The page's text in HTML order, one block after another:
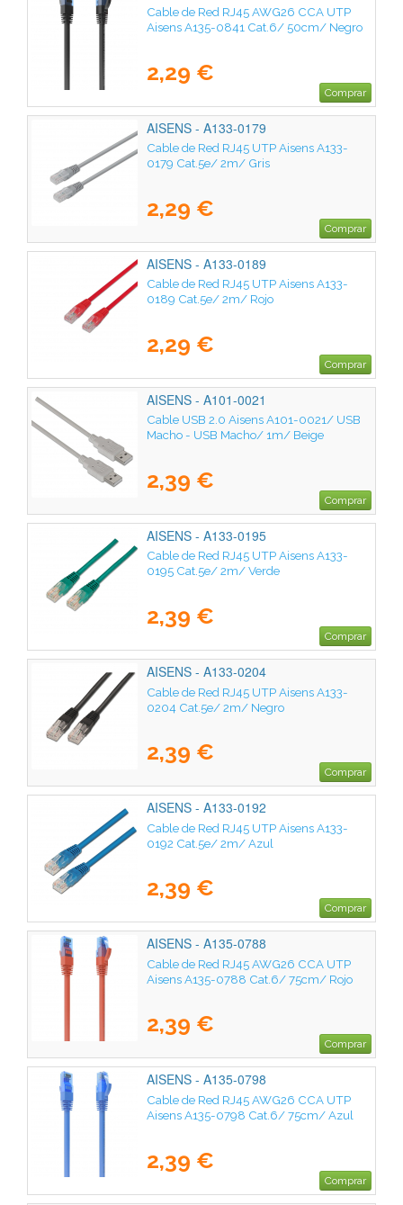
Cable de Red RJ45 AWG26 CCA UTP
Aisens A135-0841 Cat.6/ 50cm/ Negro
2,29 €
Comprar
AISENS - A133-0179
Cable de Red RJ45 UTP Aisens A133-
0179 Cat.5e/ 2m/ Gris
2,29 €
Comprar
AISENS - A133-0189
Cable de Red RJ45 UTP Aisens A133-
0189 Cat.5e/ 2m/ Rojo
2,29 €
Comprar
AISENS - A101-0021
Cable USB 2.0 Aisens A101-0021/ USB
Macho - USB Macho/ 1m/ Beige
2,39 €
Comprar
AISENS - A133-0195
Cable de Red RJ45 UTP Aisens A133-
0195 Cat.5e/ 2m/ Verde
2,39 €
Comprar
AISENS - A133-0204
Cable de Red RJ45 UTP Aisens A133-
0204 Cat.5e/ 2m/ Negro
2,39 €
Comprar
AISENS - A133-0192
Cable de Red RJ45 UTP Aisens A133-
0192 Cat.5e/ 2m/ Azul
2,39 €
Comprar
AISENS - A135-0788
Cable de Red RJ45 AWG26 CCA UTP
Aisens A135-0788 Cat.6/ 75cm/ Rojo
2,39 €
Comprar
AISENS - A135-0798
Cable de Red RJ45 AWG26 CCA UTP
Aisens A135-0798 Cat.6/ 75cm/ Azul
2,39 €
Comprar